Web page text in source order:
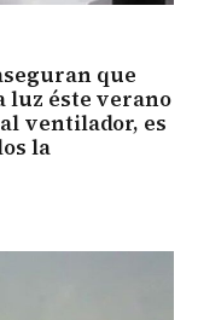
que
luz éste verano
ventilador, es
la